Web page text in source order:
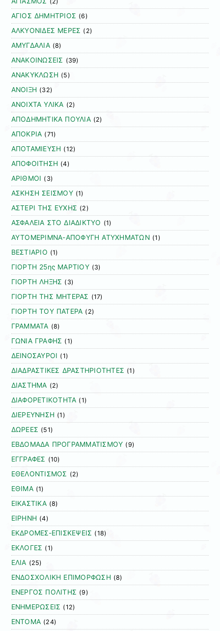
ΑΓΙΟΣ ΔΗΜΗΤΡΙΟΣ (6)
ΑΛΚΥΟΝΙΔΕΣ ΜΕΡΕΣ (2)
ΑΜΥΓΔΑΛΙΑ(8)
ΑΝΑΚΟΙΝΩΣΕΙΣ (39)
ΑΝΑΚΥΚΛΩΣΗ (5)
ΑΝΟΙΞΗ (32)
ΑΝΟΙΧΤΑ ΥΛΙΚΑ (2)
ΑΠΟΔΗΜΗΤΙΚΑ ΠΟΥΛΙΑ(2)
ΑΠΟΚΡΙΑ (71)
ΑΠΟΤΑΜΙΕΥΣΗ (12)
ΑΠΟΦΟΙΤΗΣΗ (4)
ΑΡΙΘΜΟΙ (3)
ΑΣΚΗΣΗ ΣΕΙΣΜΟΥ(1)
ΑΣΤΕΡΙ ΤΗΣ ΕΥΧΗΣ (2)
ΑΣΦΑΛΕΙΑ ΣΤΟ ΔΙΑΔΙΚΤΥΟ (1)
ΑΥΤΟΜΕΡΙΜΝΑ-ΑΠΟΦΥΓΗ ΑΤΥΧΗΜΑΤΩΝ (1)
ΒΕΣΤΙΑΡΙΟ (1)
ΓΙΟΡΤΗ 25ης ΜΑΡΤΙΟΥ(3)
ΓΙΟΡΤΗ ΛΗΞΗΣ (3)
ΓΙΟΡΤΗ ΤΗΣ ΜΗΤΕΡΑΣ (17)
ΓΙΟΡΤΗ ΤΟΥ ΠΑΤΕΡΑ (2)
ΓΡΑΜΜΑΤΑ (8)
ΓΩΝΙΑ ΓΡΑΦΗΣ (1)
ΔΕΙΝΟΣΑΥΡΟΙ (1)
ΔΙΑΔΡΑΣΤΙΚΕΣ ΔΡΑΣΤΗΡΙΟΤΗΤΕΣ (1)
ΔΙΑΣΤΗΜΑ (2)
ΔΙΑΦΟΡΕΤΙΚΟΤΗΤΑ (1)
ΔΙΕΡΕΥΝΗΣΗ (1)
ΔΩΡΕΕΣ (51)
ΕΒΔΟΜΑΔΑ ΠΡΟΓΡΑΜΜΑΤΙΣΜΟΥ (9)
ΕΓΓΡΑΦΕΣ (10)
ΕΘΕΛΟΝΤΙΣΜΟΣ (2)
ΕΘΙΜΑ(1)
ΕΙΚΑΣΤΙΚΑ(8)
ΕΙΡΗΝΗ (4)
ΕΚΔΡΟΜΕΣ-ΕΠΙΣΚΕΨΕΙΣ (18)
ΕΚΛΟΓΕΣ (1)
ΕΛΙΑ (25)
ΕΝΔΟΣΧΟΛΙΚΗ ΕΠΙΜΟΡΦΩΣΗ (8)
ΕΝΕΡΓΟΣ ΠΟΛΙΤΗΣ (9)
ΕΝΗΜΕΡΩΣΕΙΣ (12)
ΕΝΤΟΜΑ (24)